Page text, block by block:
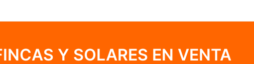
Y SOLARES EN VENTA